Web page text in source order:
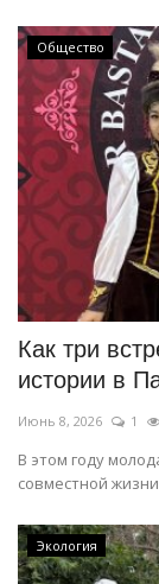
Общество
Как три
истории в
Июнь 8, 2026 1
В этом году
совместной
Экология